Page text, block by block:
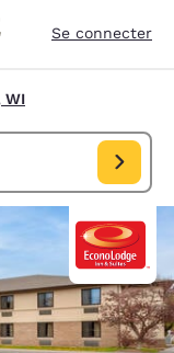
Se connecter
WI
d’arrivée aoû 11,